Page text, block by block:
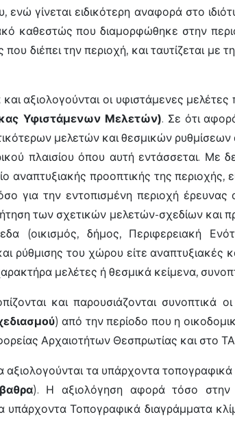
ενώ γίνεται ειδικότερη αναφορά στο
καθεστώς που διαμορφώθηκε στην
διέπει την περιοχή, και ταυτίζεται με
αξιολογούνται οι υφιστάμενες
Υφιστάμενων Μελετών). Σε ότι
μελετών και θεσμικών
πλαισίου όπου αυτή εντάσσεται. Με
αναπτυξιακής προοπτικής της
για την εντοπισμένη περιοχή
των σχετικών μελετών-σχεδίων
(οικισμός, δήμος, Περιφερειακή
ρύθμισης του χώρου είτε αναπτυξιακές
μελέτες ή θεσμικά κείμενα,
και παρουσιάζονται
) από την περίοδο που η
Αρχαιοτήτων Θεσπρωτίας και στο
αξιολογούνται τα υπάρχοντα
). Η αξιολόγηση αφορά τόσο στην
υπάρχοντα Τοπογραφικά διαγράμματα